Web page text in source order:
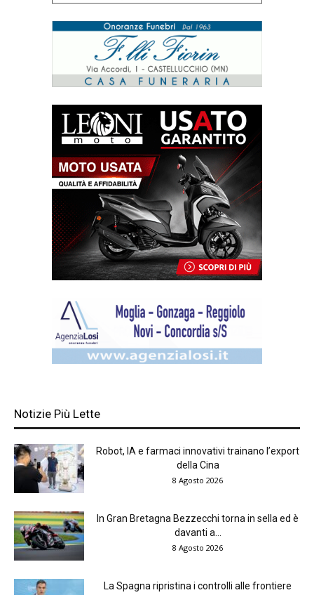
Notizie Più Lette
Robot, IA e farmaci innovativi trainano l’export
della Cina
8 Agosto 2026
In Gran Bretagna Bezzecchi torna in sella ed è
davanti a...
8 Agosto 2026
La Spagna ripristina i controlli alle frontiere